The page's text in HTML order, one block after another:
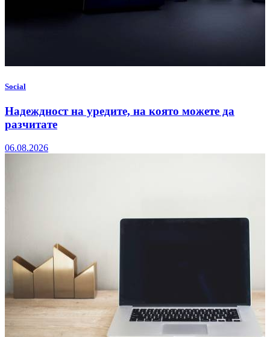
Social
Надеждност на уредите, на която можете да
разчитате
06.08.2026